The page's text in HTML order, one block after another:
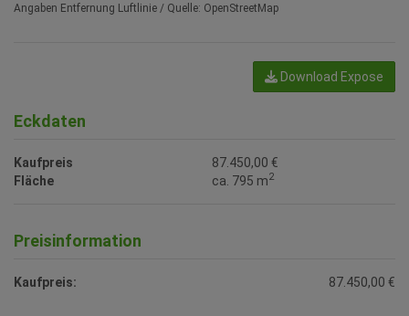
Angaben Entfernung Luftlinie / Quelle: OpenStreetMap
Download Expose
Eckdaten
Kaufpreis
87.450,00 €
Fläche
ca. 795 m2
Preisinformation
Kaufpreis: 87.450,00 €